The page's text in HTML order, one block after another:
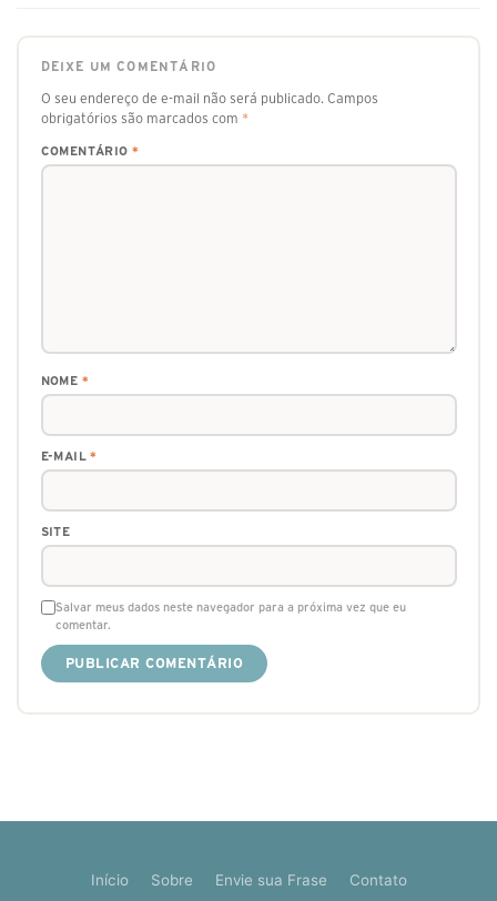
DEIXE UM COMENTÁRIO
O seu endereço de e-mail não será publicado. Campos
obrigatórios são marcados com *
COMENTÁRIO *
NOME *
E-MAIL*
SITE
Salvar meus dados neste navegador para a próxima vez que eu
comentar.
Início Sobre Envie sua Frase Contato